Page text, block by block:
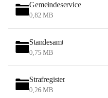
Gemeindeservice
0,82 MB
Standesamt
0,75 MB
Strafregister
0,26 MB